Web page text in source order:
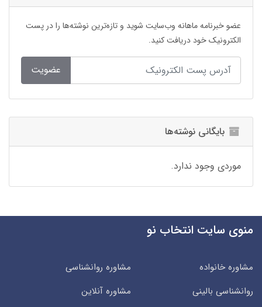
عضو خبرنامه ماهانه وب‌سایت شوید و تازه‌ترین نوشته‌ها را در پست
الکترونیک خود دریافت کنید.
عضویت
بایگانی نوشته‌ها
موردی وجود ندارد.
منوی سایت انتخاب نو
مشاوره خانواده
مشاوره روانشناسی
روانشناسی بالینی
مشاوره آنلاین